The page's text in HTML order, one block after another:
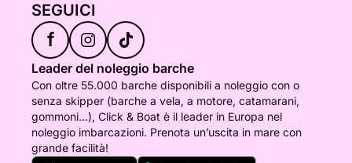
SEGUICI
f
Leader del noleggio barche
Con oltre 55.000 barche disponibili a noleggio con o
senza skipper (barche a vela, a motore, catamarani,
gommoni...), Click & Boat è il leader in Europa nel
noleggio imbarcazioni. Prenota un’uscita in mare con
grande facilità!